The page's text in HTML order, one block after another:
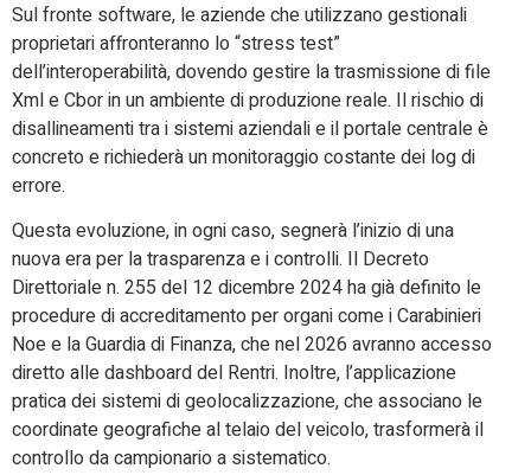
Sul fronte software, le aziende che utilizzano gestionali
proprietari affronteranno lo “stress test”
dell’interoperabilità, dovendo gestire la trasmissione di file
Xml e Cbor in un ambiente di produzione reale. Il rischio di
disallineamenti tra i sistemi aziendali e il portale centrale è
concreto e richiederà un monitoraggio costante dei log di
errore.
Questa evoluzione, in ogni caso, segnerà l’inizio di una
nuova era per la trasparenza e i controlli. Il Decreto
Direttoriale n. 255 del 12 dicembre 2024 ha già definito le
procedure di accreditamento per organi come i Carabinieri
Noe e la Guardia di Finanza, che nel 2026 avranno accesso
diretto alle dashboard del Rentri. Inoltre, l’applicazione
pratica dei sistemi di geolocalizzazione, che associano le
coordinate geografiche al telaio del veicolo, trasformerà il
controllo da campionario a sistematico.